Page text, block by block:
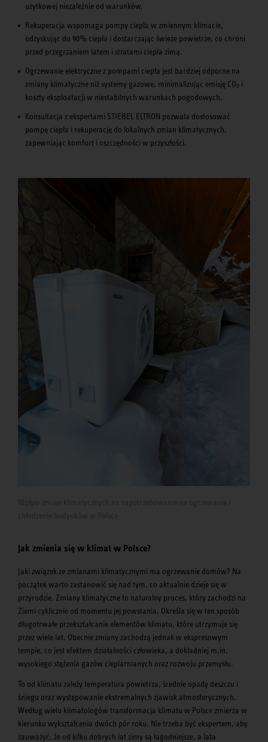
użytkowej niezależnie od warunków.
Rekuperacja wspomaga pompy ciepła w zmiennym klimacie,
odzyskując do 90% ciepła i dostarczając świeże powietrze, co chroni
przed przegrzaniem latem i stratami ciepła zimą.
Ogrzewanie elektryczne z pompami ciepła jest bardziej odporne na
zmiany klimatyczne niż systemy gazowe, minimalizując emisję CO₂ i
koszty eksploatacji w niestabilnych warunkach pogodowych.
Konsultacja z ekspertami STIEBEL ELTRON pozwala dostosować
pompę ciepła i rekuperację do lokalnych zmian klimatycznych,
zapewniając komfort i oszczędności w przyszłości.
Jak zmienia się w klimat w Polsce?
Jaki związek ze zmianami klimatycznymi ma ogrzewanie domów? Na
początek warto zastanowić się nad tym, co aktualnie dzieje się w
przyrodzie. Zmiany klimatyczne to naturalny proces, który zachodzi na
Ziemi cyklicznie od momentu jej powstania. Określa się w ten sposób
długotrwałe przekształcanie elementów klimatu, które utrzymuje się
przez wiele lat. Obecnie zmiany zachodzą jednak w ekspresowym
tempie, co jest efektem działalności człowieka, a dokładniej m.in.
wysokiego stężenia gazów cieplarnianych oraz rozwoju przemysłu.
To od klimatu zależy temperatura powietrza, średnie opady deszczu i
śniegu oraz występowanie ekstremalnych zjawisk atmosferycznych.
Według wielu klimatologów transformacja klimatu w Polsce zmierza w
kierunku wykształcenia dwóch pór roku. Nie trzeba być ekspertem, aby
zauważyć, że od kilku dobrych lat zimy są łagodniejsze, a lata